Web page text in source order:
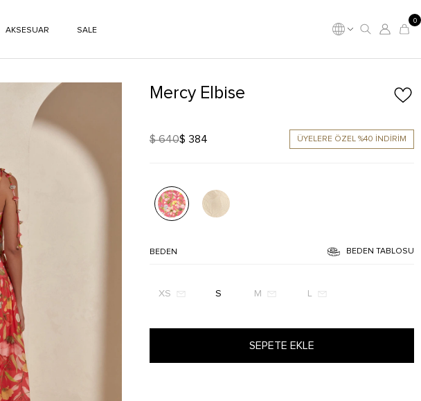
AKSESUAR SALE
0
Mercy Elbise
$ 640$ 384 ÜYELERE ÖZEL %40 İNDİRİM
BEDEN BEDEN TABLOSU
XS S M L
SEPETE EKLE